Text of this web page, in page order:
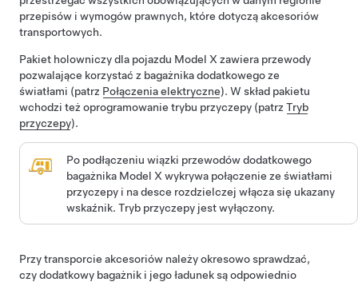
przepisów i wymogów prawnych, które dotyczą akcesoriów
transportowych.
Pakiet holowniczy dla pojazdu Model X zawiera przewody
pozwalające korzystać z bagażnika dodatkowego ze
światłami (patrz Połączenia elektryczne). W skład pakietu
wchodzi też oprogramowanie trybu przyczepy (patrz Tryb
przyczepy).
Po podłączeniu wiązki przewodów dodatkowego
bagażnika Model X wykrywa połączenie ze światłami
przyczepy i na desce rozdzielczej włącza się ukazany
wskaźnik. Tryb przyczepy jest wyłączony.
Przy transporcie akcesoriów należy okresowo sprawdzać,
czy dodatkowy bagażnik i jego ładunek są odpowiednio